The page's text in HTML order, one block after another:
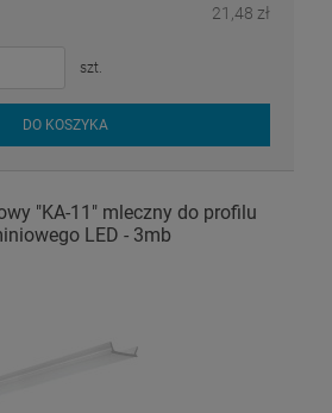
21,48 zł
szt.
DO KOSZYKA
"KA-11" mleczny do profilu
LED - 3mb